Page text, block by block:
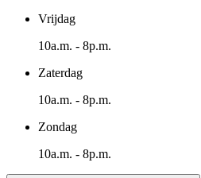
Vrijdag
10a.m. - 8p.m.
Zaterdag
10a.m. - 8p.m.
Zondag
10a.m. - 8p.m.